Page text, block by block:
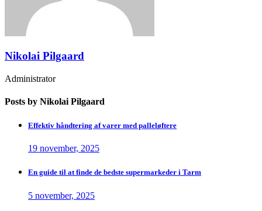
Nikolai Pilgaard
Administrator
Posts by Nikolai Pilgaard
Effektiv håndtering af varer med palleløftere
19 november, 2025
En guide til at finde de bedste supermarkeder i Tarm
5 november, 2025